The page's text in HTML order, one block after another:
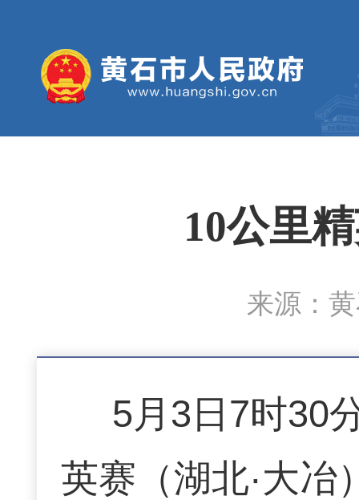
10公里
来源：
5月3日7时30
英赛（湖北·大冶